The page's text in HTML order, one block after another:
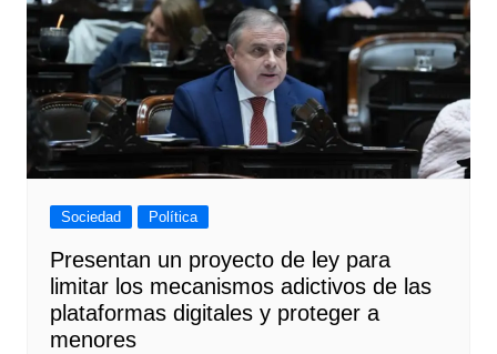
Sociedad Política
Presentan un proyecto de ley para
limitar los mecanismos adictivos de las
plataformas digitales y proteger a
menores